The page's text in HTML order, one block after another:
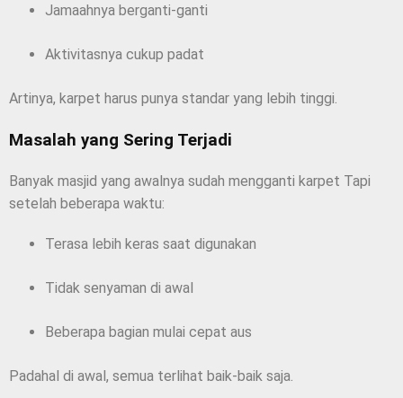
Jamaahnya berganti-ganti
Aktivitasnya cukup padat
Artinya, karpet harus punya standar yang lebih tinggi.
Masalah yang Sering Terjadi
Banyak masjid yang awalnya sudah mengganti karpet Tapi
setelah beberapa waktu:
Terasa lebih keras saat digunakan
Tidak senyaman di awal
Beberapa bagian mulai cepat aus
Padahal di awal, semua terlihat baik-baik saja.